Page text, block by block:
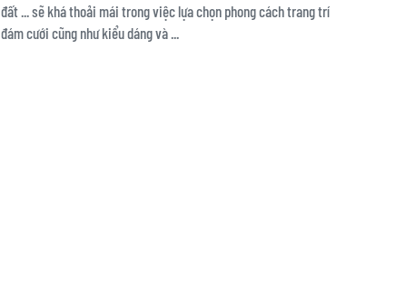
đất ... sẽ khá thoải mái trong việc lựa chọn phong cách trang trí
đám cưới cũng như kiểu dáng và ...